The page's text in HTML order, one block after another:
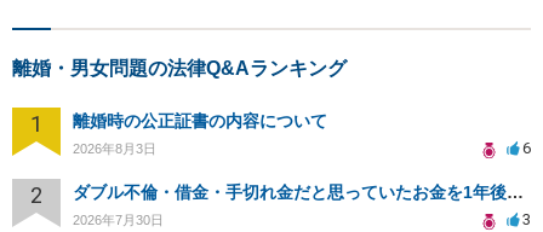
離婚・男女問題の法律Q&Aランキング
1 離婚時の公正証書の内容について
2026年8月3日 6
2 ダブル不倫・借金・手切れ金だと思っていたお金を1年後いまさら脅迫罪として通知書が来てまとめて請求
2026年7月30日 3